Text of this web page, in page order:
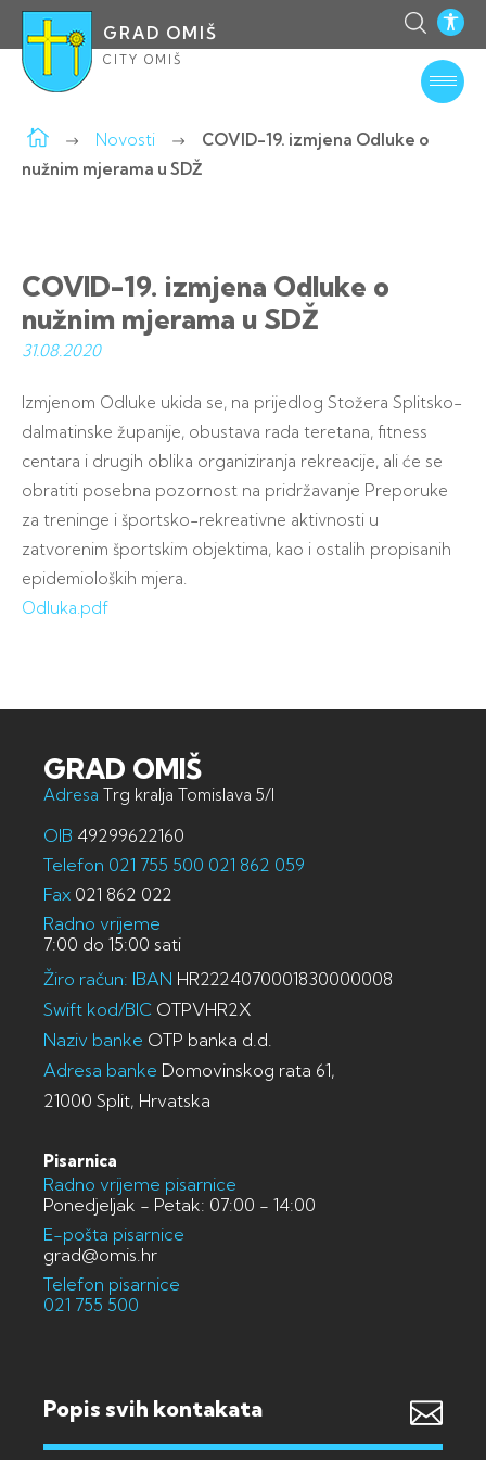
GRAD OMIŠ
CITY OMIŠ
Novosti
COVID-19. izmjena Odluke o
nužnim mjerama u SDŽ
COVID-19. izmjena Odluke o
nužnim mjerama u SDŽ
31.08.2020
Izmjenom Odluke ukida se, na prijedlog Stožera Splitsko-
dalmatinske županije, obustava rada teretana, fitness
centara i drugih oblika organiziranja rekreacije, ali će se
obratiti posebna pozornost na pridržavanje Preporuke
za treninge i športsko-rekreativne aktivnosti u
zatvorenim športskim objektima, kao i ostalih propisanih
epidemioloških mjera.
Odluka.pdf
GRAD OMIŠ
Adresa Trg kralja Tomislava 5/I
OIB 49299622160
Telefon 021 755 500 021 862 059
Fax 021 862 022
Radno vrijeme
7:00 do 15:00 sati
Žiro račun: IBAN HR2224070001830000008
Swift kod/BIC OTPVHR2X
Naziv banke OTP banka d.d.
Adresa banke Domovinskog rata 61,
21000 Split, Hrvatska
Pisarnica
Radno vrijeme pisarnice
Ponedjeljak - Petak: 07:00 - 14:00
E-pošta pisarnice
grad@omis.hr
Telefon pisarnice
021 755 500
Popis svih kontakata